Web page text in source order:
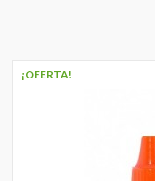
¡OFERTA!